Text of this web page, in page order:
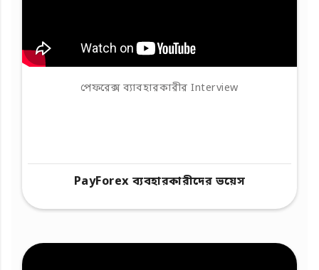
পেফরেক্স ব্যাবহারকারীর Interview
PayForex ব্যবহারকারীদের ভয়েস